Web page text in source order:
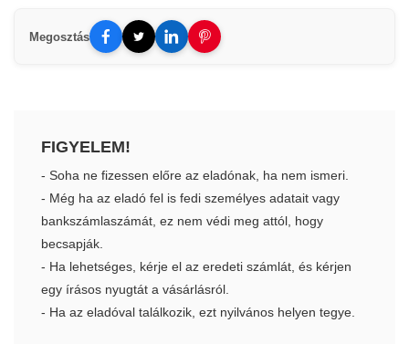
Megosztás
FIGYELEM!
- Soha ne fizessen előre az eladónak, ha nem ismeri.
- Még ha az eladó fel is fedi személyes adatait vagy
bankszámlaszámát, ez nem védi meg attól, hogy
becsapják.
- Ha lehetséges, kérje el az eredeti számlát, és kérjen
egy írásos nyugtát a vásárlásról.
- Ha az eladóval találkozik, ezt nyilvános helyen tegye.